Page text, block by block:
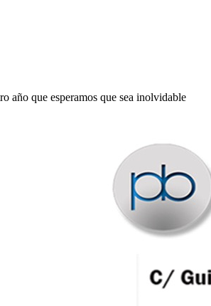
año que esperamos que sea inolvidable